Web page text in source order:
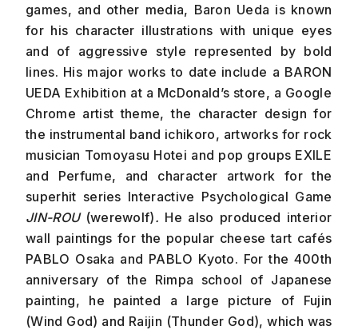
games, and other media, Baron Ueda is known
for his character illustrations with unique eyes
and of aggressive style represented by bold
lines. His major works to date include a BARON
UEDA Exhibition at a McDonald’s store, a Google
Chrome artist theme, the character design for
the instrumental band ichikoro, artworks for rock
musician Tomoyasu Hotei and pop groups EXILE
and Perfume, and character artwork for the
superhit series Interactive Psychological Game
JIN-ROU (werewolf). He also produced interior
wall paintings for the popular cheese tart cafés
PABLO Osaka and PABLO Kyoto. For the 400th
anniversary of the Rimpa school of Japanese
painting, he painted a large picture of Fujin
(Wind God) and Raijin (Thunder God), which was